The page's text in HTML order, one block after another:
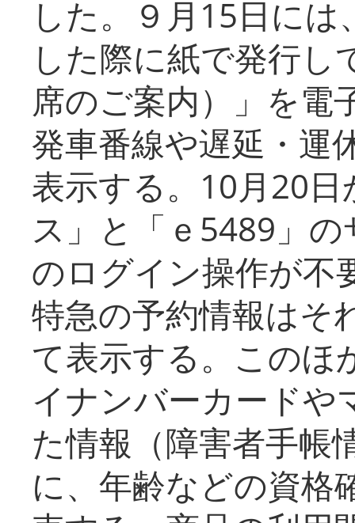
した。９月15日に
した際に紙で発行し
席のご案内）」を電
発車番線や遅延・運
表示する。10月20
ス」と「ｅ5489」
のログイン操作が不
特急の予約情報はそ
て表示する。このほ
イナンバーカードや
た情報（障害者手帳
に、年齢などの資格